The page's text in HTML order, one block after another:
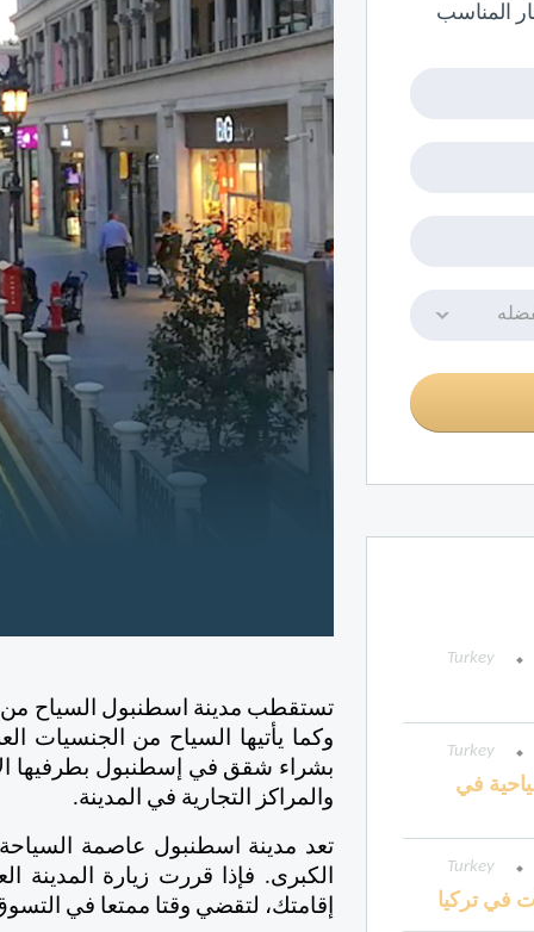
المناسب
Turkey
Turkey
في
Turkey
تستقطب مدينة اسطنبول السياح من
والمراكز التجارية في المدينة.
إقامتك، لتقضي وقتا ممتعا في التسوق